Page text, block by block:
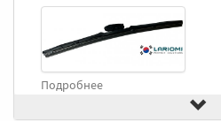
Подробнее